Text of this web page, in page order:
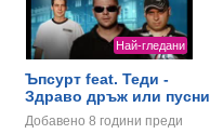
Най-гледани
Ъпсурт feat. Теди -
Здраво дръж или пусни
Добавено 8 години преди